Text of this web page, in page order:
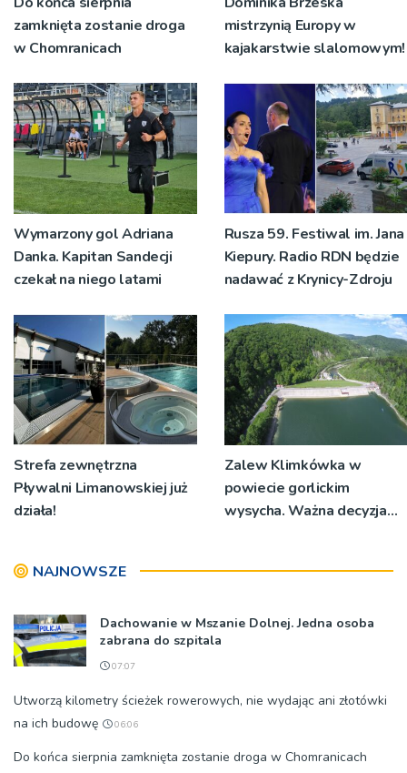
zamknięta zostanie droga
w Chomranicach
mistrzynią Europy w
kajakarstwie slalomowym!
Wymarzony gol Adriana
Danka. Kapitan Sandecji
czekał na niego latami
Rusza 59. Festiwal im. Jana
Kiepury. Radio RDN będzie
nadawać z Krynicy-Zdroju
Strefa zewnętrzna
Pływalni Limanowskiej już
działa!
Zalew Klimkówka w
powiecie gorlickim
wysycha. Ważna decyzja
NAJNOWSZE
Dachowanie w Mszanie Dolnej. Jedna osoba
zabrana do szpitala
07:07
Utworzą kilometry ścieżek rowerowych, nie wydając ani złotówki
na ich budowę
06:06
Do końca sierpnia zamknięta zostanie droga w Chomranicach